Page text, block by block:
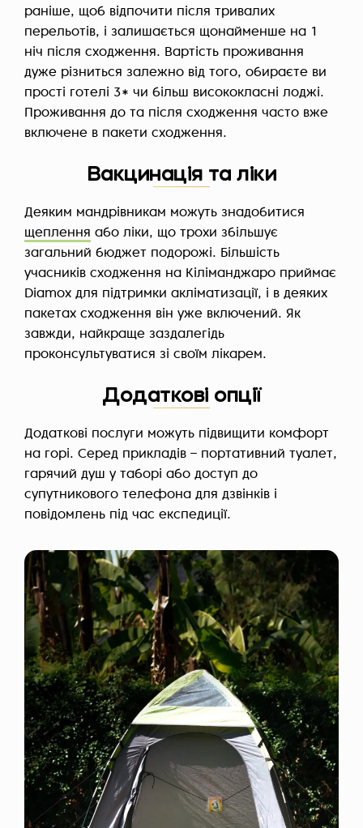
раніше, щоб відпочити після тривалих
перельотів, і залишається щонайменше на 1
ніч після сходження. Вартість проживання
дуже різниться залежно від того, обираєте ви
прості готелі 3* чи більш висококласні лоджі.
Проживання до та після сходження часто вже
включене в пакети сходження.
Вакцинація та ліки
Деяким мандрівникам можуть знадобитися
щеплення або ліки, що трохи збільшує
загальний бюджет подорожі. Більшість
учасників сходження на Кіліманджаро приймає
Diamox для підтримки акліматизації, і в деяких
пакетах сходження він уже включений. Як
завжди, найкраще заздалегідь
проконсультуватися зі своїм лікарем.
Додаткові опції
Додаткові послуги можуть підвищити комфорт
на горі. Серед прикладів – портативний туалет,
гарячий душ у таборі або доступ до
супутникового телефона для дзвінків і
повідомлень під час експедиції.